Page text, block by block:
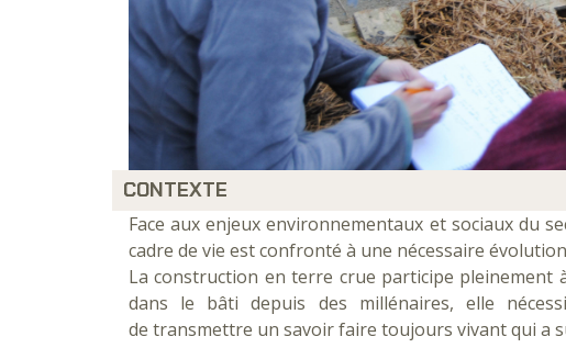
CONTEXTE
Face aux enjeux environnementaux et sociaux du
cadre de vie est confronté à une nécessaire
La construction en terre crue participe
dans le bâti depuis des millénaires, elle
de transmettre un savoir faire toujours vivant qui a